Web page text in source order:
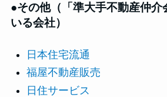
●その他（「準大手不動産仲介
いる会社）
日本住宅流通
福屋不動産販売
日住サービス